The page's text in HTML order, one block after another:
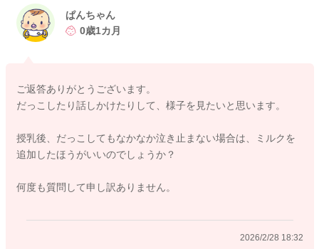
が、お子さんの成長に伴って、次第に日中起きている時間が長
くなることは自然と思いますよ。
る、眠たいのにうまく眠れない、甘えたいなど様々ですが、今
までお腹の中で常に近くに感じていたママさんの気配を感じら
まだ低月齢のお子さんですと、目もよく見えていないので、耳
からの情報や匂いや気配などで、周りの状況を判断します。抱
く認識できますし、自己主張するようになってきますので、マ
すが、例えば、お子さんと一緒に添い寝をなさったり、お子さ
ぱんちゃん
0歳1カ月
ご返答ありがとうございます。
だっこしたり話しかけたりして、様子を見たいと思います。
授乳後、だっこしてもなかなか泣き止まない場合は、ミルクを
追加したほうがいいのでしょうか？
何度も質問して申し訳ありません。
2026/2/28 18:32